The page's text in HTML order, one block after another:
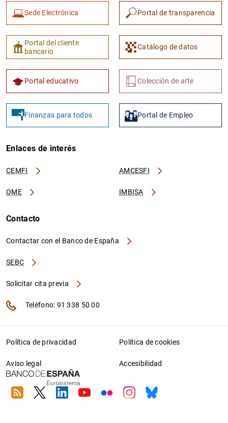
Sede Electrónica Portal de transparencia
Portal del cliente
bancario
Catálogo de datos
Portal educativo Colección de arte
Finanzas para todos Portal de Empleo
Enlaces de interés
CEMFI AMCESFI
OME IMBISA
Contacto
Contactar con el Banco de España
SEBC
Solicitar cita previa
Teléfono: 91 338 50 00
Política de privacidad Política de cookies
Aviso legal Accesibilidad
RSS TwitterLinkedin
YoutubeFlickrInstagram
Bluesky